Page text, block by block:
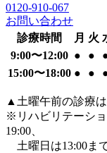
0120-910-067
お問い合わせ
診療時間
月 火
9:00〜12:00 ● ●
15:00〜18:00 ● ●
▲ 土曜午前の診療は
※リハビリテーシ
19:00、
土曜日は13:00ま